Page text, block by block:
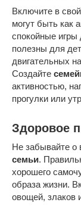
Включите в
могут быть как
спокойные игры
полезны для
двигательных
Создайте
активностью,
прогулки или
Здоровое
Не забывайте о
семьи.
хорошего
образа жизни.
овощей, злаков